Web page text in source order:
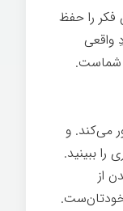
فکر را حفظ
واقعی
شماست.
می‌کند. و
ببینید.
از